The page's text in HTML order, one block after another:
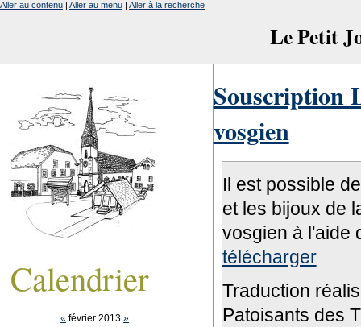
Le Petit
Aller au contenu | Aller au menu | Aller à la recherche
Souscription
vosgien
Il est possible
et les bijoux de
vosgien à l'aide
télécharger
Traduction
Patoisants des
Calendrier
« février 2013»